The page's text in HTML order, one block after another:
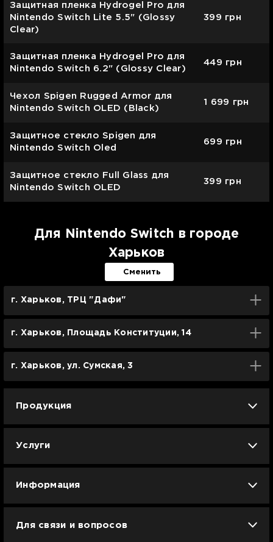
Защитная пленка Hydrogel Pro для
Nintendo Switch Lite 5.5" (Glossy
Clear)
399 грн
Защитная пленка Hydrogel Pro для
Nintendo Switch 6.2" (Glossy Clear)
449 грн
Чехол Spigen Rugged Armor для
Nintendo Switch OLED (Black)
1 699 грн
Защитное стекло Spigen для
Nintendo Switch Oled
699 грн
Защитное стекло Full Glass для
Nintendo Switch OLED
399 грн
Для Nintendo Switch в городе
Харьков
Сменить
г. Харьков, ТРЦ "Дафи"
г. Харьков, Площадь Конституции, 14
г. Харьков, ул. Сумская, 3
Продукция
Apple б/у
Смартфоны Смарт-часы
Услуги
Информация
Для связи и вопросов